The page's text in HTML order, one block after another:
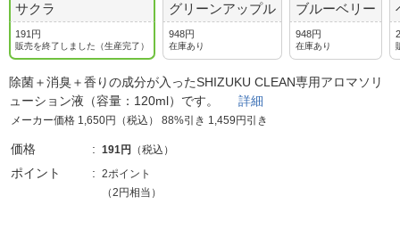
サクラ
191円
販売を終了しました（生産完了）
グリーンアップル
948円
在庫あり
ブルーベリー
948円
在庫あり
除菌＋消臭＋香りの成分が入ったSHIZUKU CLEAN専用アロマソリ
ューション液（容量：120ml）です。 詳細
メーカー価格 1,650円（税込） 88%引き 1,459円引き
価格 191円 （税込）
ポイント
2ポイント
（2円相当）